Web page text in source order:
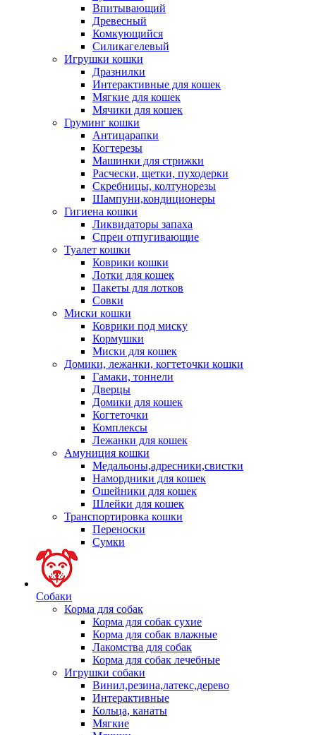
Впитывающий
Древесный
Комкующийся
Силикагелевый
Игрушки кошки
Дразнилки
Интерактивные для кошек
Мягкие для кошек
Мячики для кошек
Груминг кошки
Антицарапки
Когтерезы
Машинки для стрижки
Расчески, щетки, пуходерки
Скребницы, колтунорезы
Шампуни,кондиционеры
Гигиена кошки
Ликвидаторы запаха
Спреи отпугивающие
Туалет кошки
Коврики кошки
Лотки для кошек
Пакеты для лотков
Совки
Миски кошки
Коврики под миску
Кормушки
Миски для кошек
Домики, лежанки, когтеточки кошки
Гамаки, тоннели
Дверцы
Домики для кошек
Когтеточки
Комплексы
Лежанки для кошек
Амуниция кошки
Медальоны,адресники,свистки
Намордники для кошек
Ошейники для кошек
Шлейки для кошек
Транспортировка кошки
Переноски
Сумки
Собаки
Корма для собак
Корма для собак сухие
Корма для собак влажные
Лакомства для собак
Корма для собак лечебные
Игрушки собаки
Винил,резина,латекс,дерево
Интерактивные
Кольца, канаты
Мягкие